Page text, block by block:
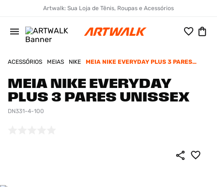
Artwalk: Sua Loja de Tênis, Roupas e Acessórios
ACESSÓRIOS MEIAS NIKE
MEIA NIKE EVERYDAY PLUS 3 PARES
MEIA NIKE EVERYDAY
PLUS 3 PARES UNISSEX
DN331-4-100